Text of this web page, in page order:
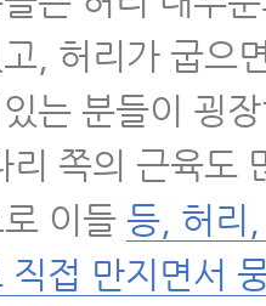
, 허리가 굽으
는 분들이 굉
리 쪽의 근육도
이들 등, 허리
접 만지면서